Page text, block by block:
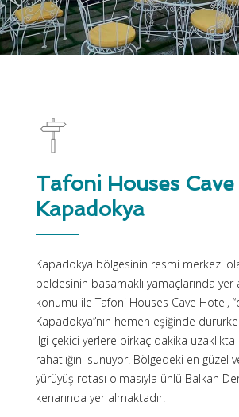
Tafoni Houses
Kapadokya
Kapadokya bölgesinin resmi merkezi
beldesinin basamaklı yamaçlarında yer
konumu ile Tafoni Houses Cave Hotel,
Kapadokya”nın hemen eşiğinde
ilgi çekici yerlere birkaç dakika uzaklıkta
rahatlığını sunuyor. Bölgedeki en güzel
yürüyüş rotası olmasıyla ünlü Balkan
kenarında yer almaktadır.